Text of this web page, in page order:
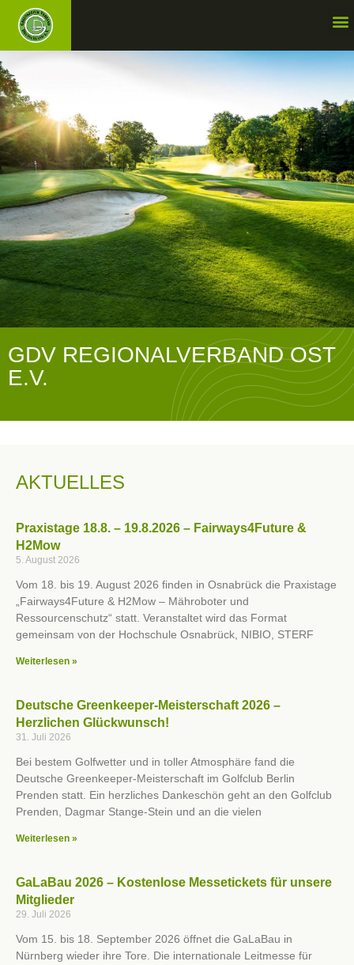
GDV REGIONALVERBAND OST
E.V.
AKTUELLES
Praxistage 18.8. – 19.8.2026 – Fairways4Future &
H2Mow
5. August 2026
Vom 18. bis 19. August 2026 finden in Osnabrück die Praxistage
„Fairways4Future & H2Mow – Mähroboter und
Ressourcenschutz“ statt. Veranstaltet wird das Format
gemeinsam von der Hochschule Osnabrück, NIBIO, STERF
Weiterlesen »
Deutsche Greenkeeper-Meisterschaft 2026 –
Herzlichen Glückwunsch!
31. Juli 2026
Bei bestem Golfwetter und in toller Atmosphäre fand die
Deutsche Greenkeeper-Meisterschaft im Golfclub Berlin
Prenden statt. Ein herzliches Dankeschön geht an den Golfclub
Prenden, Dagmar Stange-Stein und an die vielen
Weiterlesen »
GaLaBau 2026 – Kostenlose Messetickets für unsere
Mitglieder
29. Juli 2026
Vom 15. bis 18. September 2026 öffnet die GaLaBau in
Nürnberg wieder ihre Tore. Die internationale Leitmesse für